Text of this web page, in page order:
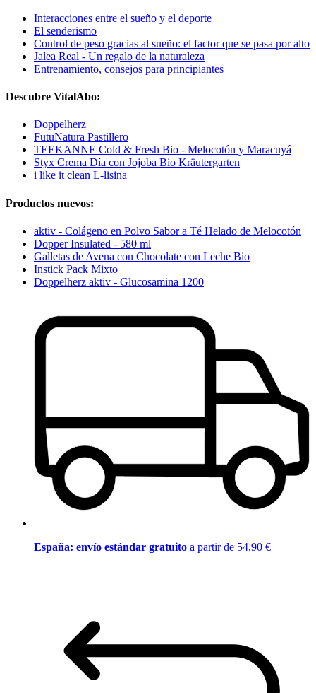
Interacciones entre el sueño y el deporte
El senderismo
Control de peso gracias al sueño: el factor que se pasa por alto
Jalea Real - Un regalo de la naturaleza
Entrenamiento, consejos para principiantes
Descubre VitalAbo:
Doppelherz
FutuNatura Pastillero
TEEKANNE Cold & Fresh Bio - Melocotón y Maracuyá
Styx Crema Día con Jojoba Bio Kräutergarten
i like it clean L-lisina
Productos nuevos:
aktiv - Colágeno en Polvo Sabor a Té Helado de Melocotón
Dopper Insulated - 580 ml
Galletas de Avena con Chocolate con Leche Bio
Instick Pack Mixto
Doppelherz aktiv - Glucosamina 1200
España: envío estándar gratuito a partir de 54,90 €